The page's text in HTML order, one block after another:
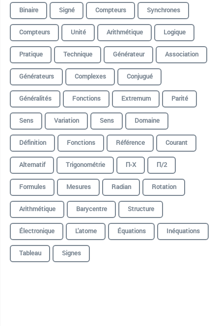
Binaire
Signé Compteurs
Synchrones
Compteurs
Unité Arithmétique
Logique
Pratique
Technique Générateur
Association
Générateurs
Complexes
Conjugué
Généralités
Fonctions Extremum
Parité
Sens
Variation Sens
Domaine
Définition
Fonctions Référence
Courant
Alternatif
Trigonométrie Π-X
Π/2
Formules
Mesures Radian
Rotation
Arithmétique
Barycentre
Structure
Électronique
L'atome Équations
Inéquations
Tableau
Signes